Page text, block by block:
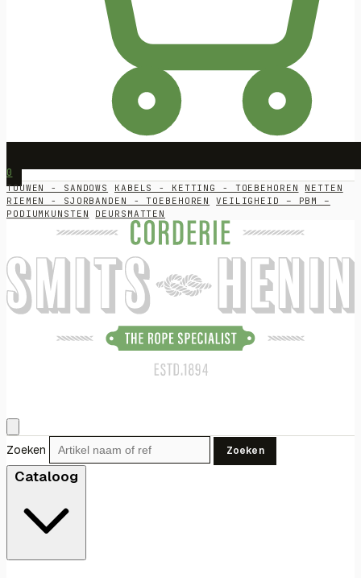
0
TOUWEN - SANDOWS KABELS - KETTING - TOEBEHOREN
NETTEN
RIEMEN - SJORBANDEN - TOEBEHOREN
VEILIGHEID – PBM –
PODIUMKUNSTEN
DEURSMATTEN
Zoeken Zoeken
Cataloog